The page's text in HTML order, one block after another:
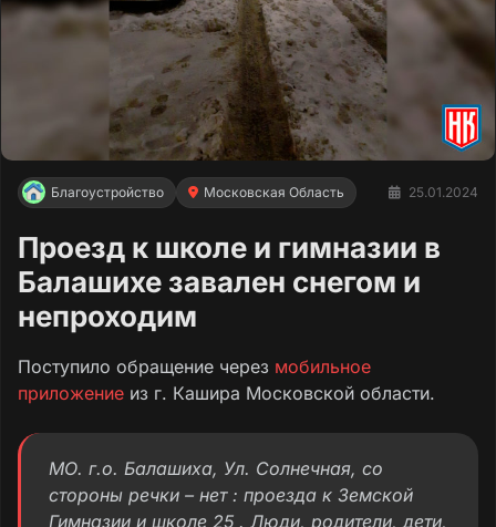
Благоустройство Московская Область 25.01.2024
Проезд к школе и гимназии в
Балашихе завален снегом и
непроходим
Поступило обращение через мобильное
приложение из г. Кашира Московской области.
МО. г.о. Балашиха, Ул. Солнечная, со
стороны речки – нет : проезда к Земской
Гимназии и школе 25 . Люди, родители, дети,